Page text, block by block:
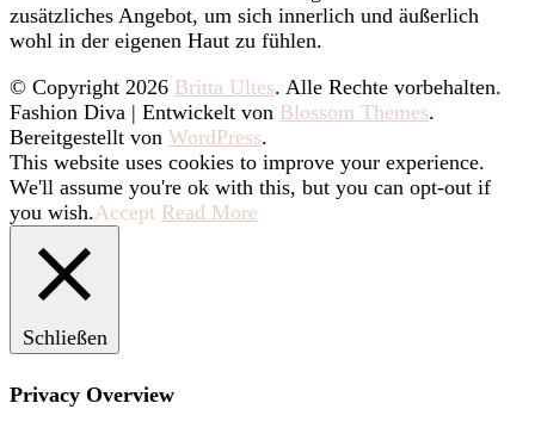
zusätzliches Angebot, um sich innerlich und äußerlich
wohl in der eigenen Haut zu fühlen.
© Copyright 2026 Britta Ultes. Alle Rechte vorbehalten.
Fashion Diva | Entwickelt von Blossom Themes.
Bereitgestellt von WordPress.
This website uses cookies to improve your experience.
We'll assume you're ok with this, but you can opt-out if
you wish.Accept Read More
Schließen
Privacy Overview